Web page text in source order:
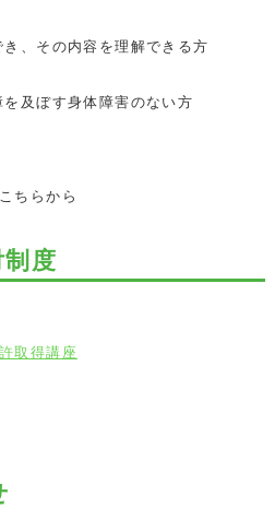
、その内容を理解できる方
及ぼす身体障害のない方
ちらから
度
取得講座